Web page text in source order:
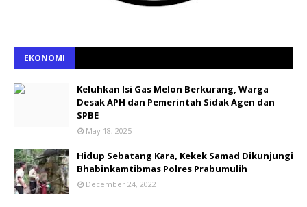
EKONOMI
Keluhkan Isi Gas Melon Berkurang, Warga
Desak APH dan Pemerintah Sidak Agen dan
SPBE
May 18, 2025
Hidup Sebatang Kara, Kekek Samad Dikunjungi
Bhabinkamtibmas Polres Prabumulih
December 24, 2022